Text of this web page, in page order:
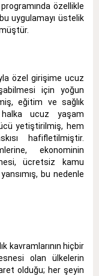
özellikle
uygulamayı üstelik
özel girişime ucuz
için yoğun
eğitim ve sağlık
halka ucuz yaşam
yetiştirilmiş, hem
hafifletilmiştir.
ekonominin
ücretsiz kamu
bu nedenle
kavramlarının hiçbir
olan ülkelerin
olduğu; her şeyin